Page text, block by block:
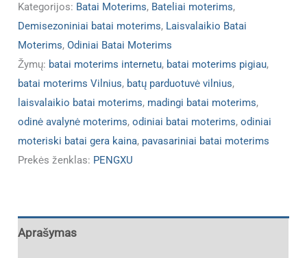
Kategorijos: Batai Moterims, Bateliai moterims,
Demisezoniniai batai moterims, Laisvalaikio Batai
Moterims,Odiniai Batai Moterims
Žymų: batai moterims internetu, batai moterims pigiau,
batai moterims Vilnius, batų parduotuvė vilnius,
laisvalaikio batai moterims, madingi batai moterims,
odinė avalynė moterims,odiniai batai moterims,odiniai
moteriski batai gera kaina, pavasariniai batai moterims
Prekės ženklas: PENGXU
Aprašymas